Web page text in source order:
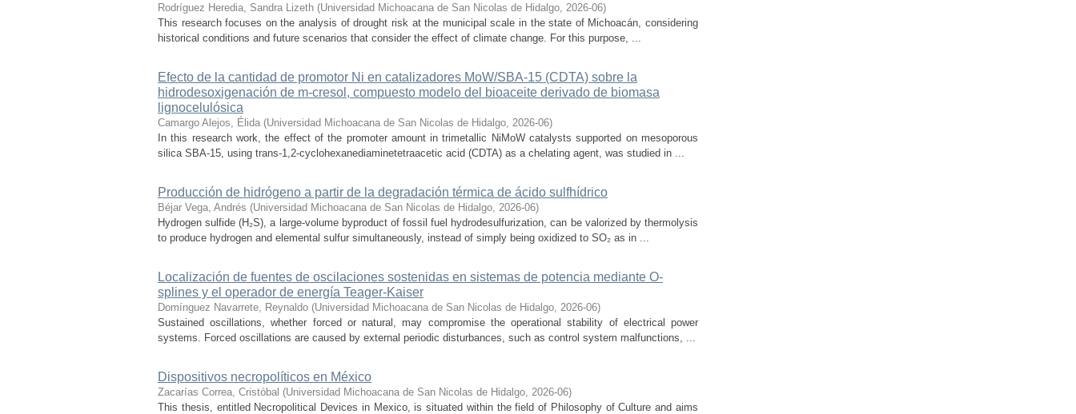
Rodríguez Heredia, Sandra Lizeth (Universidad Michoacana de San Nicolas de Hidalgo, 2026-06)
This research focuses on the analysis of drought risk at the municipal scale in the state of Michoacán, considering
historical conditions and future scenarios that consider the effect of climate change. For this purpose, ...
Efecto de la cantidad de promotor Ni en catalizadores MoW/SBA-15 (CDTA) sobre la
hidrodesoxigenación de m-cresol, compuesto modelo del bioaceite derivado de biomasa
lignocelulósica
Camargo Alejos, Élida (Universidad Michoacana de San Nicolas de Hidalgo, 2026-06)
In this research work, the effect of the promoter amount in trimetallic NiMoW catalysts supported on mesoporous
silica SBA-15, using trans-1,2-cyclohexanediaminetetraacetic acid (CDTA) as a chelating agent, was studied in ...
Producción de hidrógeno a partir de la degradación térmica de ácido sulfhídrico
Béjar Vega, Andrés (Universidad Michoacana de San Nicolas de Hidalgo, 2026-06)
Hydrogen sulfide (H₂S), a large-volume byproduct of fossil fuel hydrodesulfurization, can be valorized by thermolysis
to produce hydrogen and elemental sulfur simultaneously, instead of simply being oxidized to SO₂ as in ...
Localización de fuentes de oscilaciones sostenidas en sistemas de potencia mediante O-
splines y el operador de energía Teager-Kaiser
Domínguez Navarrete, Reynaldo (Universidad Michoacana de San Nicolas de Hidalgo, 2026-06)
Sustained oscillations, whether forced or natural, may compromise the operational stability of electrical power
systems. Forced oscillations are caused by external periodic disturbances, such as control system malfunctions, ...
Dispositivos necropolíticos en México
Zacarías Correa, Cristóbal (Universidad Michoacana de San Nicolas de Hidalgo, 2026-06)
This thesis, entitled Necropolitical Devices in Mexico, is situated within the field of Philosophy of Culture and aims